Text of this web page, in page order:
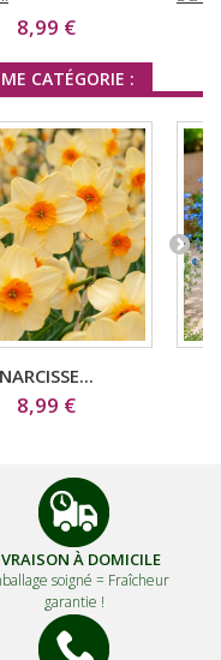
8,99 €
CATÉGORIE :
NARCISSE...
8,99 €
À DOMICILE
soigné = Fraîcheur
garantie !